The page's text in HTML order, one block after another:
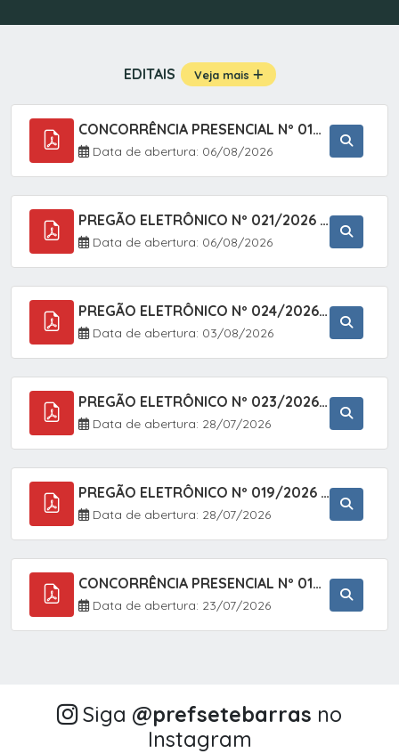
EDITAIS Veja mais
CONCORRÊNCIA PRESENCIAL Nº 019/2025 - PAVIMENTAÇÃO ASFÁLTICA EM TRECHO DA RUA 2 NO BAIRRO VILA SOARES NO MUNICÍPIO DE SETE BARRAS/SP.
Data de abertura: 06/08/2026
PREGÃO ELETRÔNICO Nº 021/2026 - AQUISIÇÃO DE CONTENTORES E CARRINHOS, DESTINADOS A COLETIVA E MANEJO DE RESÍDUOS SÓLIDOS, ATRAVÉS DO SISTEMA DE REGISTRO DE PREÇOS (SRP)
Data de abertura: 06/08/2026
PREGÃO ELETRÔNICO Nº 024/2026 - AQUISIÇÃO DE GÁS MEDICINAL TIPO OXIGÊNIO (1,00 M3, 3,00 M3 E 10,00 M3), EM ATENDIMENTO À SECRETARIA MUNICIPAL DE SAÚDE, ATRAVÉS DO SISTEMA DE REGISTRO DE PREÇOS (SRP)
Data de abertura: 03/08/2026
PREGÃO ELETRÔNICO Nº 023/2026 - AQUISIÇÃO DE ENXOVAL INFANTIL, EM ATENDIMENTO À SECRETARIA MUNICIPAL DE EDUCAÇÃO, ATRAVÉS DO SISTEMA DE REGISTRO DE PREÇOS (SRP).
Data de abertura: 28/07/2026
PREGÃO ELETRÔNICO Nº 019/2026 - CONTRATAÇÃO DE EMPRESA ESPECIALIZADA PARA A PRESTAÇÃO DE SERVIÇOS VETERINÁRIOS CLÍNICOS E CIRÚRGICOS, COM FOCO EM AÇÕES DE SAÚDE PÚBLICA, BEM-ESTAR ANIMAL E CONTROLE POPULACIONAL ÉTICO DE CÃES E GATOS, EM ATENDIMENTO À
Data de abertura: 28/07/2026
CONCORRÊNCIA PRESENCIAL Nº 018/2026 - PAVIMENTAÇÃO ASFÁLTICA NO BAIRRO VOTUPOCA ? ESTRADA DA RAPOSA, NO MUNICÍPIO DE SETE BARRAS/SP
Data de abertura: 23/07/2026
Siga @‌prefsetebarras no
Instagram